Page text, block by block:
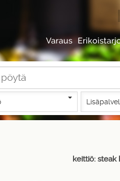
Varaus
keittiö: steak